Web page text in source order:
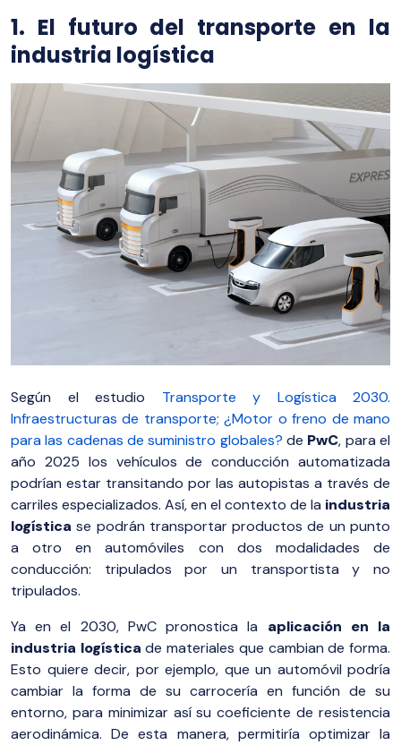
1. El futuro del transporte en la
industria logística
Según el estudio Transporte y Logística 2030.
Infraestructuras de transporte; ¿Motor o freno de mano
para las cadenas de suministro globales? de PwC, para el
año 2025 los vehículos de conducción automatizada
podrían estar transitando por las autopistas a través de
carriles especializados. Así, en el contexto de la industria
logística se podrán transportar productos de un punto
a otro en automóviles con dos modalidades de
conducción: tripulados por un transportista y no
tripulados.
Ya en el 2030, PwC pronostica la aplicación en la
industria logística de materiales que cambian de forma.
Esto quiere decir, por ejemplo, que un automóvil podría
cambiar la forma de su carrocería en función de su
entorno, para minimizar así su coeficiente de resistencia
aerodinámica. De esta manera, permitiría optimizar la